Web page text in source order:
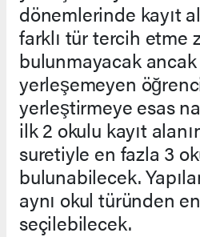
dönemlerinde kayıt
farklı tür tercih etme
bulunmayacak
yerleşemeyen
yerleştirmeye esas
ilk 2 okulu kayıt
suretiyle en fazla 3
bulunabilecek.
aynı okul türünden
seçilebilecek.